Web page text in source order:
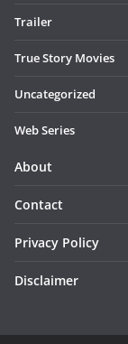
Trailer
True Story Movies
Uncategorized
Web Series
About
Contact
Privacy Policy
Disclaimer